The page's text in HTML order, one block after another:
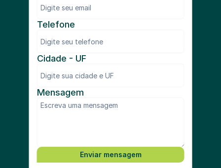
Telefone
Cidade - UF
Mensagem
Enviar mensagem